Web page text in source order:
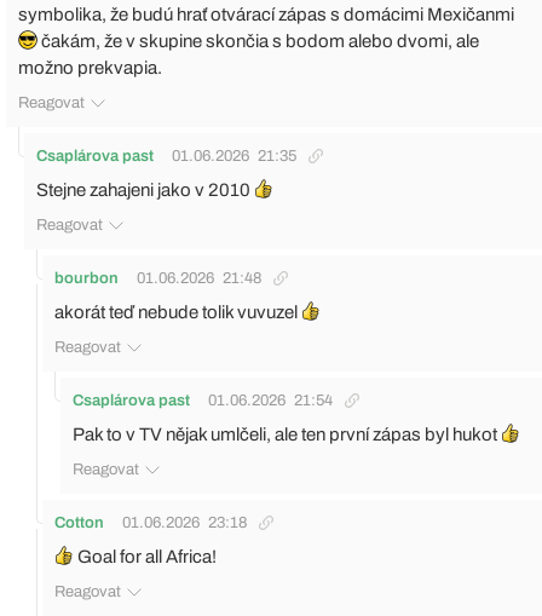
symbolika, že budú hrať otvárací zápas s domácimi Mexičanmi
čakám, že v skupine skončia s bodom alebo dvomi, ale
možno prekvapia.
Reagovat
Csaplárova past 01.06.2026 21:35
Stejne zahajeni jako v 2010
Reagovat
bourbon 01.06.2026 21:48
akorát teď nebude tolik vuvuzel
Reagovat
Csaplárova past 01.06.2026 21:54
Pak to v TV nějak umlčeli, ale ten první zápas byl hukot
Reagovat
Cotton 01.06.2026 23:18
Goal for all Africa!
Reagovat